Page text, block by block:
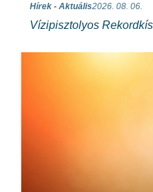
Hírek - Aktuális2026. 08. 06.
Vízipisztolyos